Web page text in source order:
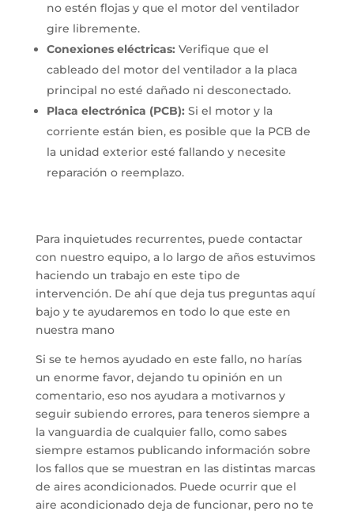
no estén flojas y que el motor del ventilador
gire libremente.
Conexiones eléctricas: Verifique que el
cableado del motor del ventilador a la placa
principal no esté dañado ni desconectado.
Placa electrónica (PCB): Si el motor y la
corriente están bien, es posible que la PCB de
la unidad exterior esté fallando y necesite
reparación o reemplazo.
Para inquietudes recurrentes, puede contactar
con nuestro equipo, a lo largo de años estuvimos
haciendo un trabajo en este tipo de
intervención. De ahí que deja tus preguntas aquí
bajo y te ayudaremos en todo lo que este en
nuestra mano
Si se te hemos ayudado en este fallo, no harías
un enorme favor, dejando tu opinión en un
comentario, eso nos ayudara a motivarnos y
seguir subiendo errores, para teneros siempre a
la vanguardia de cualquier fallo, como sabes
siempre estamos publicando información sobre
los fallos que se muestran en las distintas marcas
de aires acondicionados. Puede ocurrir que el
aire acondicionado deja de funcionar, pero no te